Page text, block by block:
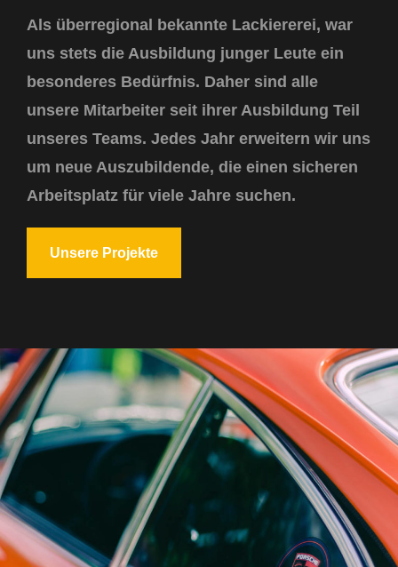
Als überregional bekannte Lackiererei, war
uns stets die Ausbildung junger Leute ein
besonderes Bedürfnis. Daher sind alle
unsere Mitarbeiter seit ihrer Ausbildung Teil
unseres Teams. Jedes Jahr erweitern wir uns
um neue Auszubildende, die einen sicheren
Arbeitsplatz für viele Jahre suchen.
Unsere Projekte